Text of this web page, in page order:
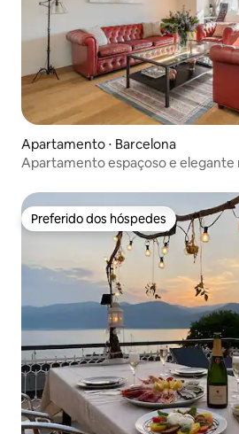
Apartamento ⋅ Barcelona
Apartamento espaçoso e elegante
Preferido dos hóspedes
Preferido dos hóspedes